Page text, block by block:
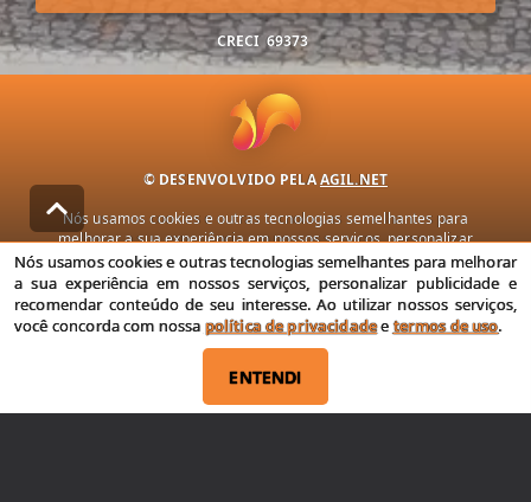
CRECI 69373
© DESENVOLVIDO PELAAGIL.NET
Nós usamos cookies e outras tecnologias semelhantes para
melhorar a sua experiência em nossos serviços, personalizar
publicidade e recomendar conteúdo de seu interesse. Ao utilizar
nossos serviços, você concorda com nossa política de privacidade e
termos de uso.
Política de Privacidade Termos de uso
Nós usamos cookies e outras tecnologias semelhantes para melhorar
a sua experiência em nossos serviços, personalizar publicidade e
recomendar conteúdo de seu interesse. Ao utilizar nossos serviços,
você concorda com nossa política de privacidadeetermos de uso.
ENTENDI